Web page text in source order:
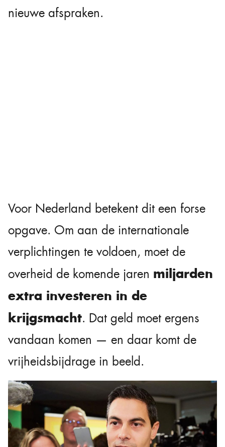
nieuwe afspraken.
Voor Nederland betekent dit een forse
opgave. Om aan de internationale
verplichtingen te voldoen, moet de
overheid de komende jaren miljarden
extra investeren in de
krijgsmacht. Dat geld moet ergens
vandaan komen — en daar komt de
vrijheidsbijdrage in beeld.